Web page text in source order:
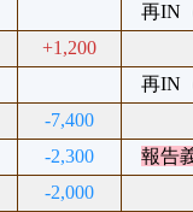
再IN
+1,200
再IN
-7,400
-2,300
報告
-2,000